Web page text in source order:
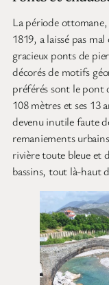
La période
1819, a laissé pas
gracieux ponts de
décorés de motifs
préférés sont le pont
108 mètres et ses 13
devenu inutile faute
remaniements
rivière toute bleue et
bassins, tout là-haut